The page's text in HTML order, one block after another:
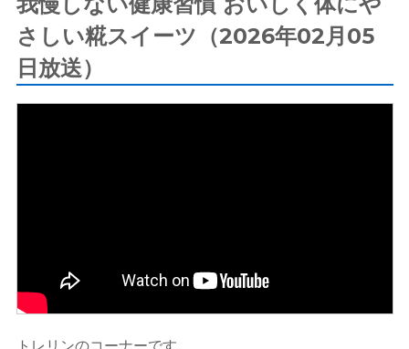
さしい糀スイーツ（2026年02月05
日放送）